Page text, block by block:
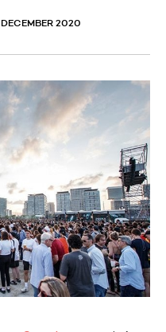
DECEMBER 2020